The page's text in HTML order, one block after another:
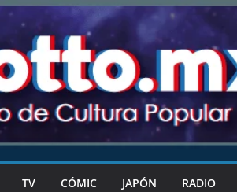
TV CÓMIC JAPÓN RADIO